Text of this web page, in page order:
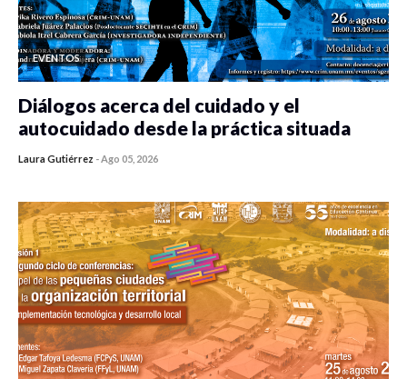
EVENTOS
Diálogos acerca del cuidado y el
autocuidado desde la práctica situada
Laura Gutiérrez -Ago 05, 2026